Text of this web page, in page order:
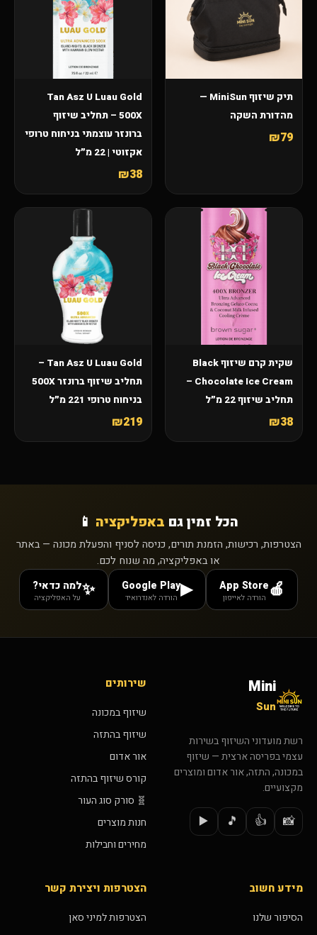
תיק שיזוף MiniSun —
מהדורת השקה
₪79
Tan Asz U Luau Gold
500X – תחליב שיזוף
ברונזר עוצמתי בניחוח טרופי
אקזוטי | 22 מ״ל
₪38
שקית קרם שיזוף Black
Chocolate Ice Cream –
תחליב שיזוף 22 מ״ל
₪38
Tan Asz U Luau Gold –
תחליב שיזוף ברונזר 500X
בניחוח טרופי 221 מ״ל
₪219
הכל זמין גם באפליקציה 📱
הצטרפות, רכישות, הזמנת תורים, כניסה לסניף והפעלת מכונה — באתר
או באפליקציה, מה שנוח לכם.
🍎
App Store
הורדה לאייפון ▶
Google Play
הורדה לאנדרואיד ✨למה כדאי?
על האפליקציה
Mini
Sun
רשת מועדוני השיזוף בשירות
עצמי בפריסה ארצית — שיזוף
במכונה, התזה, אור אדום ומוצרים
מקצועיים.
📸
👍
🎵
▶️
שירותים
שיזוף במכונה
שיזוף בהתזה
אור אדום
קורס שיזוף בהתזה
🧬 סורק סוג העור
חנות מוצרים
מחירים וחבילות
מידע חשוב
הסיפור שלנו
הצטרפות ויצירת קשר
הצטרפות למיני סאן